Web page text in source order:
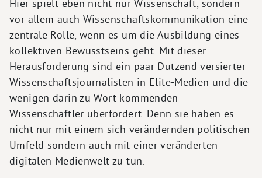
Hier spielt eben nicht nur Wissenschaft, sondern
vor allem auch Wissenschaftskommunikation eine
zentrale Rolle, wenn es um die Ausbildung eines
kollektiven Bewusstseins geht. Mit dieser
Herausforderung sind ein paar Dutzend versierter
Wissenschaftsjournalisten in Elite-Medien und die
wenigen darin zu Wort kommenden
Wissenschaftler überfordert. Denn sie haben es
nicht nur mit einem sich verändernden politischen
Umfeld sondern auch mit einer veränderten
digitalen Medienwelt zu tun.